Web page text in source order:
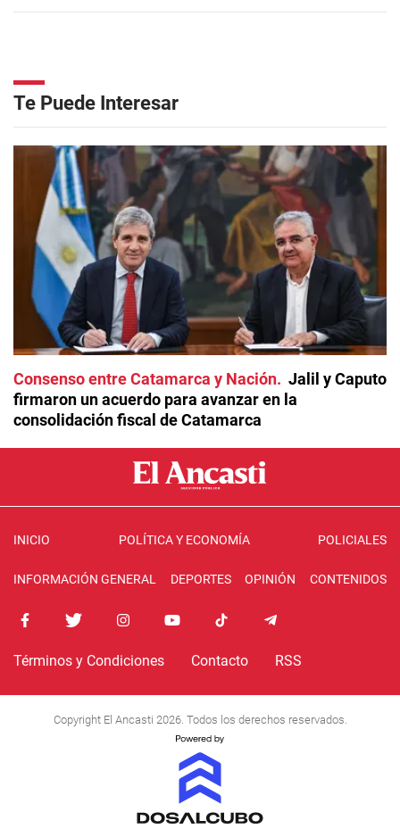
Te Puede Interesar
Consenso entre Catamarca y Nación
Jalil y Caputo
firmaron un acuerdo para avanzar en la
consolidación fiscal de Catamarca
INICIO POLÍTICA Y ECONOMÍA POLICIALES
INFORMACIÓN GENERAL DEPORTES OPINIÓN CONTENIDOS
Términos y Condiciones Contacto RSS
Copyright El Ancasti 2026. Todos los derechos reservados.